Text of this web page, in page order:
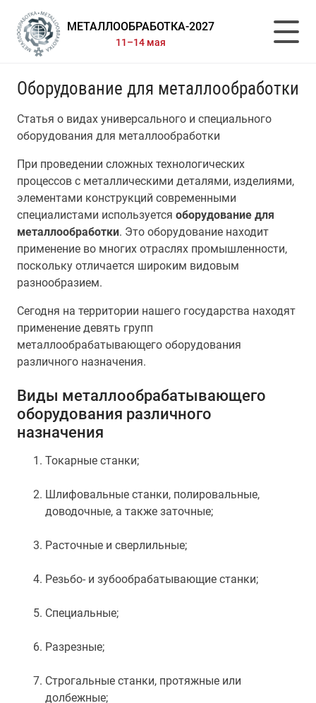
МЕТАЛЛООБРАБОТКА-2027
11–14 мая
Оборудование для металлообработки
Статья о видах универсального и специального
оборудования для металлообработки
При проведении сложных технологических
процессов с металлическими деталями, изделиями,
элементами конструкций современными
специалистами используется оборудование для
металлообработки. Это оборудование находит
применение во многих отраслях промышленности,
поскольку отличается широким видовым
разнообразием.
Сегодня на территории нашего государства находят
применение девять групп
металлообрабатывающего оборудования
различного назначения.
Виды металлообрабатывающего
оборудования различного
назначения
Токарные станки;
Шлифовальные станки, полировальные,
доводочные, а также заточные;
Расточные и сверлильные;
Резьбо- и зубообрабатывающие станки;
Специальные;
Разрезные;
Строгальные станки, протяжные или
долбежные;